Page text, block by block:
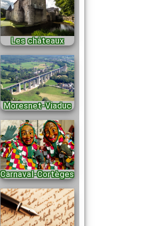
Les châteaux
Moresnet-Viaduc
Carnaval-Cortèges